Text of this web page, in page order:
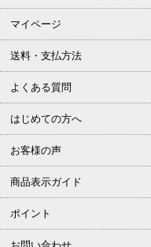
マイページ
送料・支払方法
よくある質問
はじめての方へ
お客様の声
商品表示ガイド
ポイント